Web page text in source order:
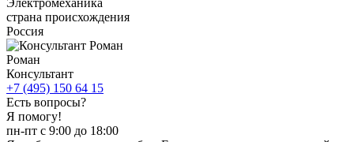
страна происхождения
Россия
Роман
Консультант
+7 (495) 150 64 15
Есть вопросы?
Я помогу!
пн-пт с 9:00 до 18:00